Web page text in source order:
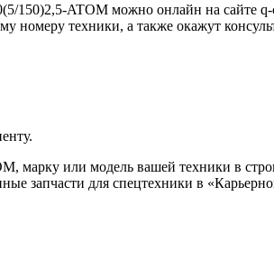
150)2,5-ATOM можно онлайн на сайте
номеру техники, а также окажут
марку или модель вашей техники в
запчасти для спецтехники в